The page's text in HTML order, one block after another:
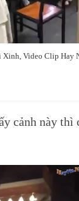
Xinh, Video Clip Hay
cảnh này thì